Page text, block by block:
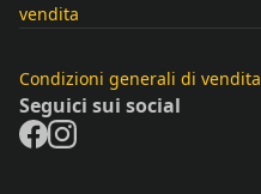
vendita
Condizioni generali di vendita
Seguici sui social